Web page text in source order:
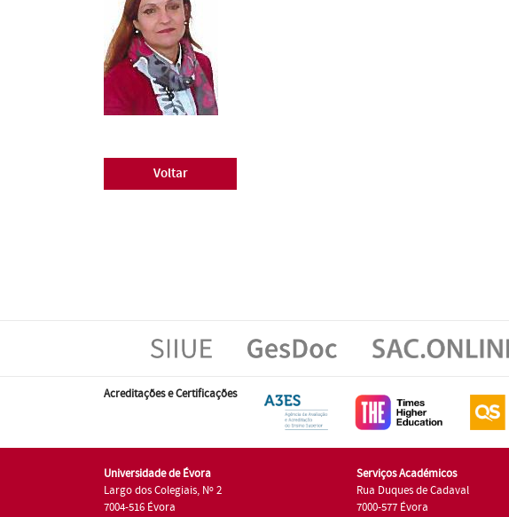
Voltar
Acreditações e Certificações
Universidade de Évora
Largo dos Colegiais, Nº 2
7004-516 Évora
Serviços Académicos
Rua Duques de Cadaval
7000-577 Évora